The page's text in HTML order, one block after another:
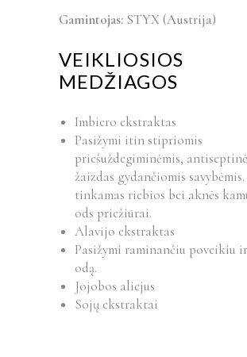
Gamintojas: STYX (Austrija)
VEIKLIOSIOS
MEDŽIAGOS
Imbiero ekstraktas
Pasižymi itin stipriomis
priešuždegiminėmis,
žaizdas gydančiomis
tinkamas riebios bei aknės
ods priežiūrai.
Alavijo ekstraktas
Pasižymi raminančiu poveikiu
odą.
Jojobos aliejus
Sojų ekstraktai